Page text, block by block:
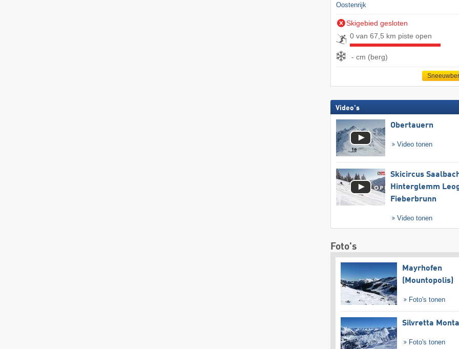
Oostenrijk
Skigebied gesloten
0 van 67,5 km piste open
- cm (berg)
Video's
Obertauern
Video tonen
Skicircus
Hinterglemm
Fieberbrunn
Video tonen
Foto's
Mayrhofen
(Mountopolis)
Foto's tonen
Silvretta
Foto's tonen